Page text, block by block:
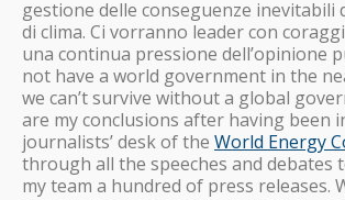
gestione delle conseguenze inevitabili
di clima. Ci vorranno leader con
una continua pressione dell’opinione
not have a world government in the
we can’t survive without a global
are my conclusions after having been
journalists’ desk of the World Energy
through all the speeches and debates
my team a hundred of press releases.